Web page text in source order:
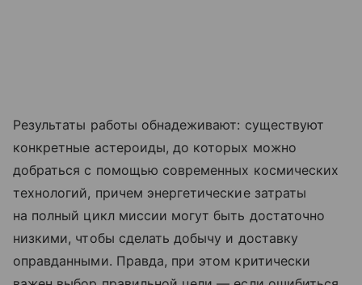
Результаты работы обнадеживают: существуют
конкретные астероиды, до которых можно
добраться с помощью современных космических
технологий, причем энергетические затраты
на полный цикл миссии могут быть достаточно
низкими, чтобы сделать добычу и доставку
оправданными. Правда, при этом критически